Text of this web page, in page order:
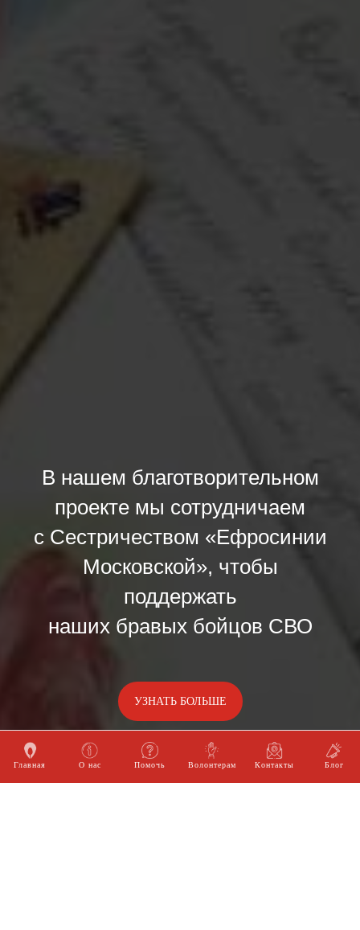
Главная О нас Помочь Волонтерам Контакты Блог
В нашем благотворительном
проекте мы сотрудничаем
с Сестричеством «Ефросинии
Московской», чтобы
поддержать
наших бравых бойцов СВО
УЗНАТЬ БОЛЬШЕ